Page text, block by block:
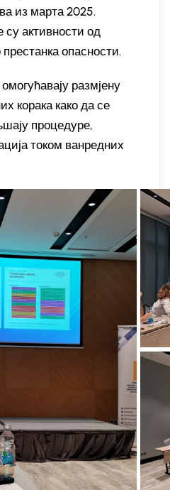
из марта 2025.
су активности од
опасности.
размјену
корака како да се
процедуре,
током ванредних